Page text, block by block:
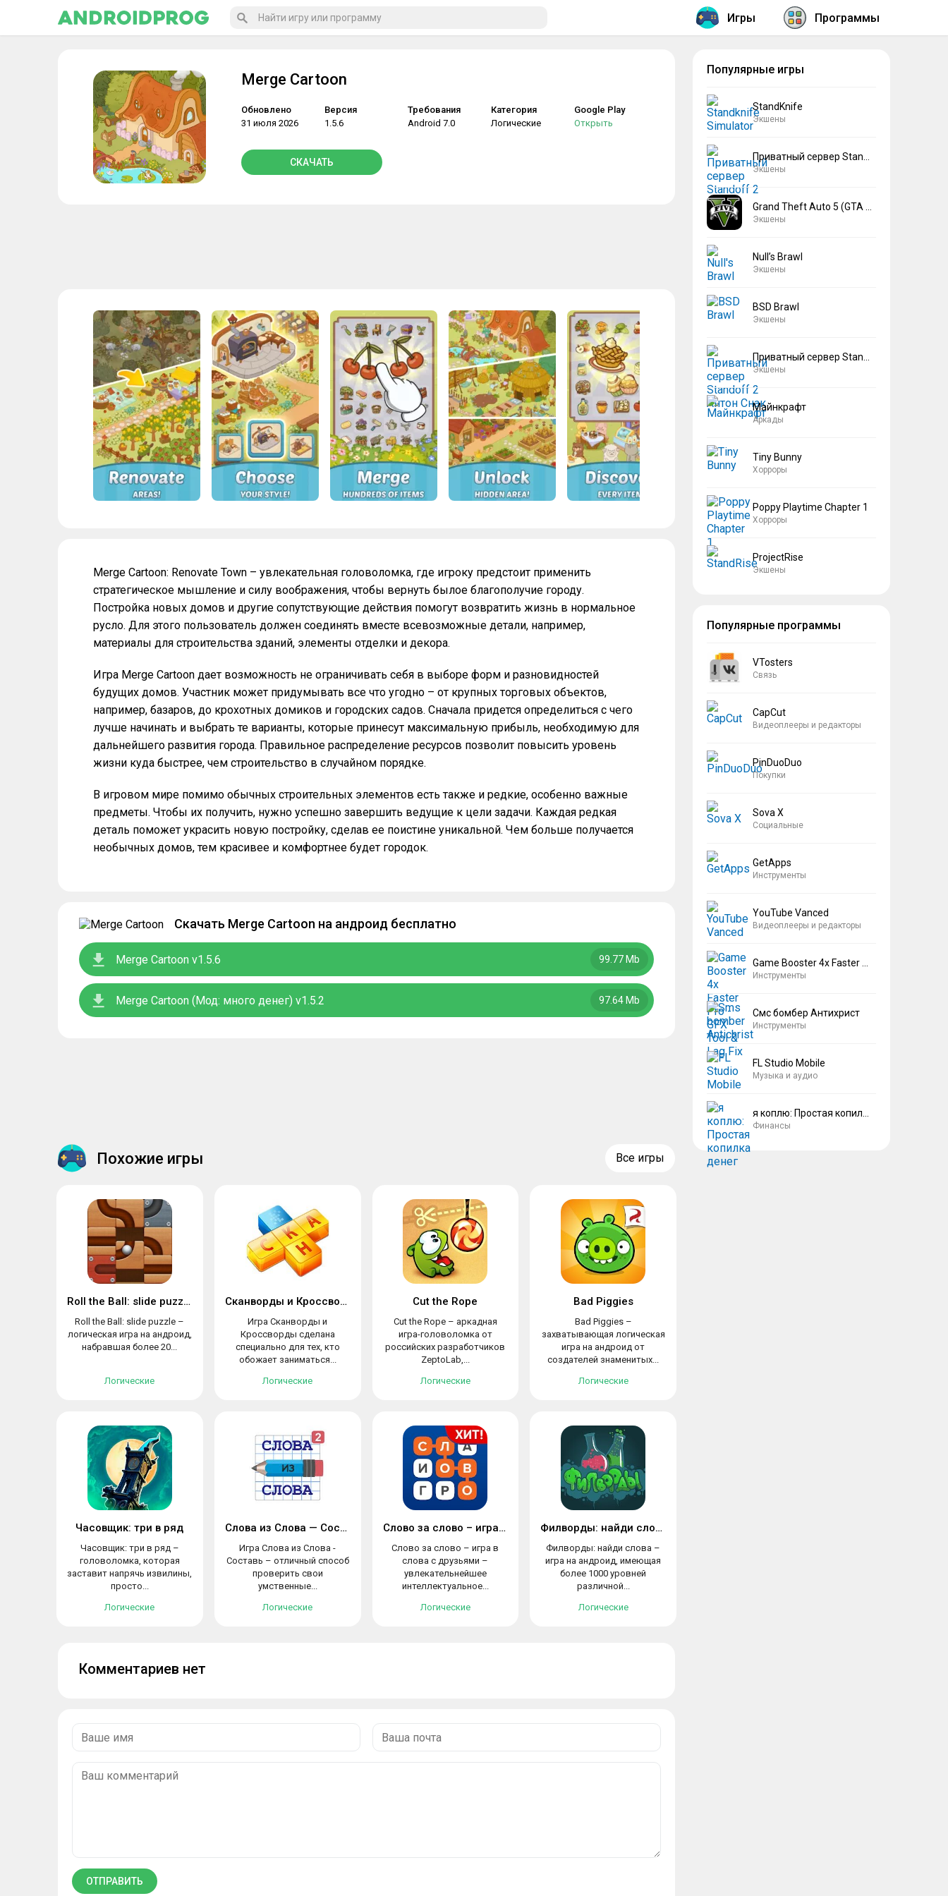
Игры Программы
Merge Cartoon
Обновлено
31 июля 2026
Версия
1.5.6
Требования
Android 7.0
Категория
Логические
Google Play
Открыть
СКАЧАТЬ
Merge Cartoon: Renovate Town – увлекательная головоломка, где игроку предстоит применить
стратегическое мышление и силу воображения, чтобы вернуть былое благополучие городу.
Постройка новых домов и другие сопутствующие действия помогут возвратить жизнь в нормальное
русло. Для этого пользователь должен соединять вместе всевозможные детали, например,
материалы для строительства зданий, элементы отделки и декора.
Игра Merge Cartoon дает возможность не ограничивать себя в выборе форм и разновидностей
будущих домов. Участник может придумывать все что угодно – от крупных торговых объектов,
например, базаров, до крохотных домиков и городских садов. Сначала придется определиться с чего
лучше начинать и выбрать те варианты, которые принесут максимальную прибыль, необходимую для
дальнейшего развития города. Правильное распределение ресурсов позволит повысить уровень
жизни куда быстрее, чем строительство в случайном порядке.
В игровом мире помимо обычных строительных элементов есть также и редкие, особенно важные
предметы. Чтобы их получить, нужно успешно завершить ведущие к цели задачи. Каждая редкая
деталь поможет украсить новую постройку, сделав ее поистине уникальной. Чем больше получается
необычных домов, тем красивее и комфортнее будет городок.
Скачать Merge Cartoon на андроид бесплатно
Merge Cartoon v1.5.6 99.77 Mb
Merge Cartoon (Мод: много денег) v1.5.2 97.64 Mb
Похожие игры Все игры
Roll the Ball: slide puzzle
Roll the Ball: slide puzzle –
логическая игра на андроид,
набравшая более 20...
Логические
Сканворды и Кроссворды
Игра Сканворды и
Кроссворды сделана
специально для тех, кто
обожает заниматься...
Логические
Cut the Rope
Cut the Rope – аркадная
игра-головоломка от
российских разработчиков
ZeptoLab,...
Логические
Bad Piggies
Bad Piggies –
захватывающая логическая
игра на андроид от
создателей знаменитых...
Логические
Часовщик: три в ряд
Часовщик: три в ряд –
головоломка, которая
заставит напрячь извилины,
просто...
Логические
Слова из Слова — Составь
Игра Слова из Слова -
Составь – отличный способ
проверить свои
умственные...
Логические
Слово за слово – игра в слова с друзьями
Слово за слово – игра в
слова с друзьями –
увлекательнейшее
интеллектуальное...
Логические
Филворды: найди слова
Филворды: найди слова –
игра на андроид, имеющая
более 1000 уровней
различной...
Логические
Комментариев нет
Популярные игры
StandKnife
Экшены
Экшены
Экшены
Null’s Brawl
Экшены
BSD Brawl
Экшены
Экшены
Майнкрафт
Аркады
Tiny Bunny
Хорроры
Poppy Playtime Chapter 1
Хорроры
ProjectRise
Экшены
Популярные программы
VTosters
Связь
CapCut
Видеоплееры и редакторы
PinDuoDuo
Покупки
Sova X
Социальные
GetApps
Инструменты
YouTube Vanced
Видеоплееры и редакторы
Инструменты
Смс бомбер Антихрист
Инструменты
FL Studio Mobile
Музыка и аудио
Финансы